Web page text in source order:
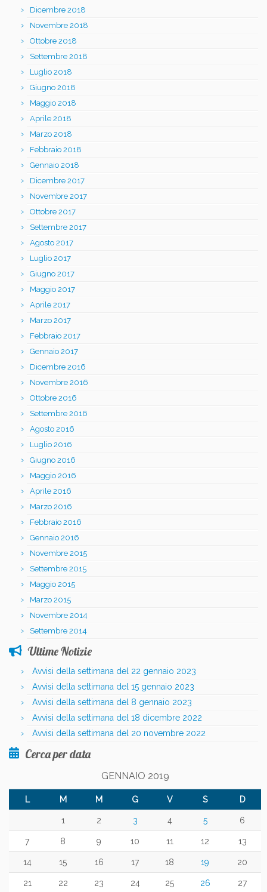
Dicembre 2018
Novembre 2018
Ottobre 2018
Settembre 2018
Luglio 2018
Giugno 2018
Maggio 2018
Aprile 2018
Marzo 2018
Febbraio 2018
Gennaio 2018
Dicembre 2017
Novembre 2017
Ottobre 2017
Settembre 2017
Agosto 2017
Luglio 2017
Giugno 2017
Maggio 2017
Aprile 2017
Marzo 2017
Febbraio 2017
Gennaio 2017
Dicembre 2016
Novembre 2016
Ottobre 2016
Settembre 2016
Agosto 2016
Luglio 2016
Giugno 2016
Maggio 2016
Aprile 2016
Marzo 2016
Febbraio 2016
Gennaio 2016
Novembre 2015
Settembre 2015
Maggio 2015
Marzo 2015
Novembre 2014
Settembre 2014
Ultime Notizie
Avvisi della settimana del 22 gennaio 2023
Avvisi della settimana del 15 gennaio 2023
Avvisi della settimana del 8 gennaio 2023
Avvisi della settimana del 18 dicembre 2022
Avvisi della settimana del 20 novembre 2022
Cerca per data
GENNAIO 2019
L M M G V S D
1 2 3 4 5 6
7 8 9 10 11 12 13
14 15 16 17 18 19 20
21 22 23 24 25 26 27